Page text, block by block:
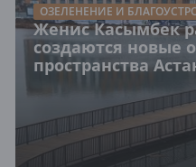
ОЗЕЛЕНЕНИЕ И
Женис Касымбек
создаются новые
пространства